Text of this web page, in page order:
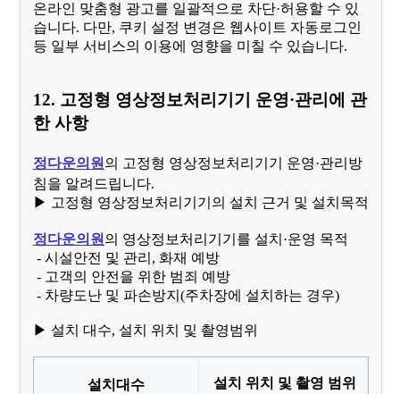
온라인 맞춤형 광고를 일괄적으로 차단·허용할 수 있
습니다. 다만, 쿠키 설정 변경은 웹사이트 자동로그인
등 일부 서비스의 이용에 영향을 미칠 수 있습니다.
12. 고정형 영상정보처리기기 운영·관리에 관
한 사항
정다운의원의 고정형 영상정보처리기기 운영·관리방
침을 알려드립니다.
▶ 고정형 영상정보처리기기의 설치 근거 및 설치목적
정다운의원의 영상정보처리기기를 설치·운영 목적
- 시설안전 및 관리, 화재 예방
- 고객의 안전을 위한 범죄 예방
- 차량도난 및 파손방지(주차장에 설치하는 경우)
▶ 설치 대수, 설치 위치 및 촬영범위
설치대수 설치 위치 및 촬영 범위